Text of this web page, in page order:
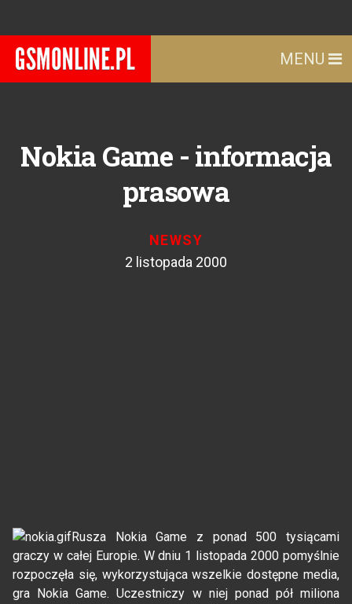
MENU
Nokia Game - informacja
prasowa
NEWSY
2 listopada 2000
Rusza Nokia Game z ponad 500 tysiącami
graczy w całej Europie. W dniu 1 listopada 2000 pomyślnie
rozpoczęła się, wykorzystująca wszelkie dostępne media,
gra Nokia Game. Uczestniczy w niej ponad pół miliona